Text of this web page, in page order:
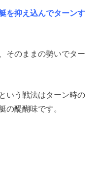
を抑え込んでターンす
そのままの勢いでター
いう戦法はターン時の
の醍醐味です。